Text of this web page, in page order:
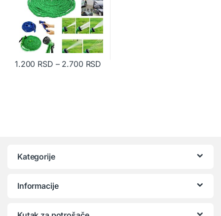
1.200 RSD – 2.700 RSD
Kategorije
Informacije